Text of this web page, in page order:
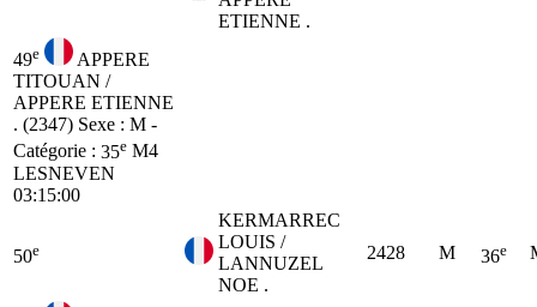
ETIENNE .
49e
APPERE
TITOUAN /
APPERE ETIENNE
. (2347) Sexe : M -
Catégorie : 35e M4
LESNEVEN
03:15:00
50e
KERMARREC
LOUIS /
LANNUZEL
NOE .
2428 M 36e